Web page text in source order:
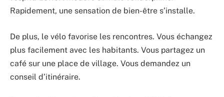
Rapidement, une sensation de bien-être s’installe.
De plus, le vélo favorise les rencontres. Vous échangez
plus facilement avec les habitants. Vous partagez un
café sur une place de village. Vous demandez un
conseil d’itinéraire.